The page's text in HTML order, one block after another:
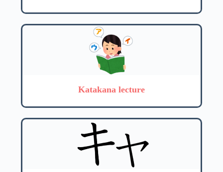
Katakana lecture